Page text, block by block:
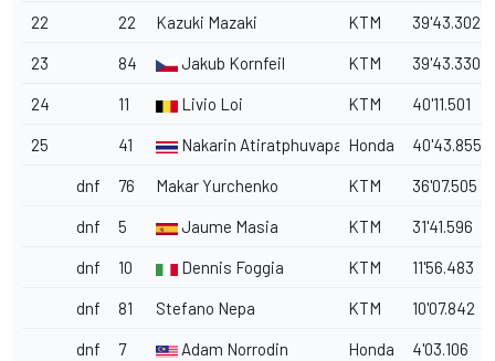
22 22 Kazuki Mazaki KTM 39'43.302
23 84 Jakub Kornfeil KTM 39'43.330
24 11 Livio Loi KTM 40'11.501
25 41 Nakarin Atiratphuvapat Honda 40'43.855
dnf 76 Makar Yurchenko KTM 36'07.505
dnf 5 Jaume Masia KTM 31'41.596
dnf 10 Dennis Foggia KTM 11'56.483
dnf 81 Stefano Nepa KTM 10'07.842
dnf 7 Adam Norrodin Honda 4'03.106